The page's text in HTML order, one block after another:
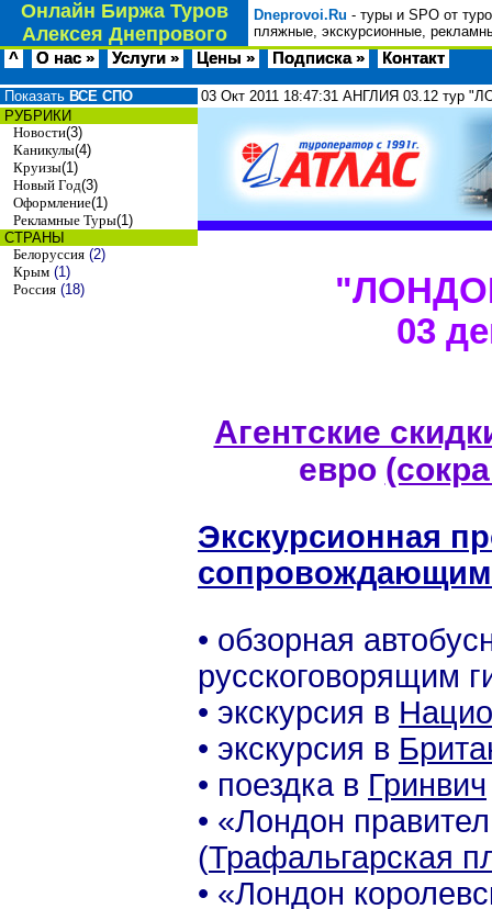
Онлайн Биржа Туров
Алексея Днепрового
Dneprovoi.Ru - туры и SPO от
пляжные, экскурсионные,
^ О нас » Услуги » Цены » Подписка » Контакт
Показать ВСЕ СПО
РУБРИКИ
Новости(3)
Каникулы(4)
Круизы(1)
Новый Год(3)
Оформление(1)
Рекламные Туры(1)
СТРАНЫ
Белоруссия (2)
Крым (1)
Россия (18)
03 Окт 2011 18:47:31 АНГЛИЯ 03.12 тур
03
Агентские
евро
Экскурсионная
сопровождающим
• обзорная
русскоговорящим
• экскурсия в
• экскурсия в
• поездка в Гринвич
• «Лондон
(Трафальгарская
• «Лондон